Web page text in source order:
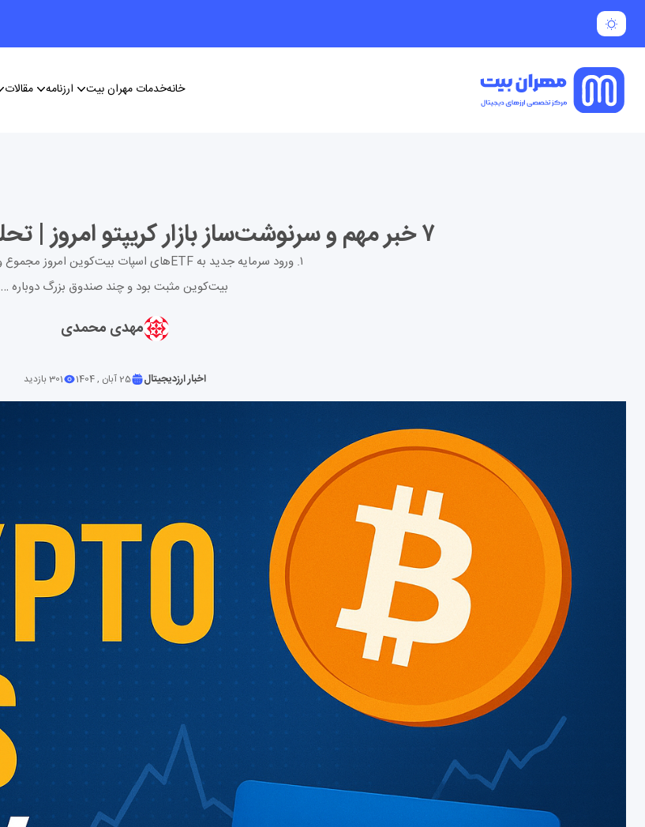
خانهخدمات مهران بیت ارزنامه مقالات
۷ خبر مهم و سرنوشت‌ساز بازار کریپتو امروز | تحلیل عمیق از اتفاقات روز
بیت‌کوین مثبت بود و چند صندوق بزرگ دوباره …
مهدی محمدی
اخبار ارزدیجیتال 25 آبان , 1404 301 بازدید